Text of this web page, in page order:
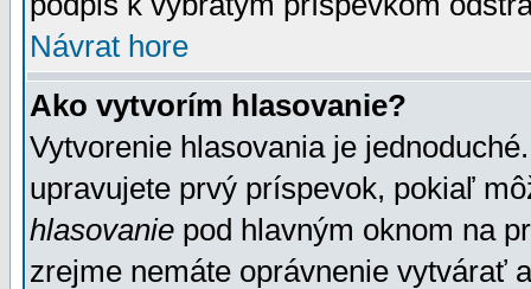
Návrat hore
Ako vytvorím hlasovanie?
Vytvorenie hlasovania je
upravujete prvý príspevok, pokiaľ
hlasovanie pod hlavným oknom na
zrejme nemáte oprávnenie vytvárať